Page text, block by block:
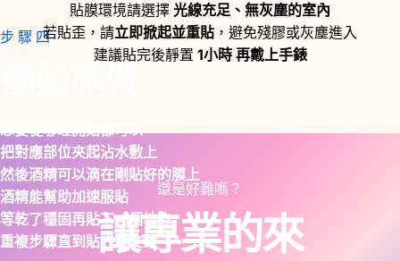
步驟四
想要從哪理開始都可以
把對應部位夾起沾水敷上
然後酒精可以滴在剛貼好的膜上
酒精能幫助加速服貼
等乾了穩固再貼下一個地方
重複步驟直到貼好整支錶
貼膜環境請選擇 光線充足、無灰塵的室內
若貼歪，請立即掀起並重貼 ，避免殘膠或灰塵進入
建議貼完後靜置 1小時 再戴上手錶
還是好難嗎？
讓專業的來